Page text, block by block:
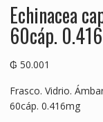
Echinacea
60cáp.
₲ 50.001
Frasco. Vidrio.
60cáp. 0.416mg